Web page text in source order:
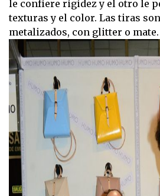
le confiere rigidez y el otro le
texturas y el color. Las tiras
metalizados, con glitter o mate.